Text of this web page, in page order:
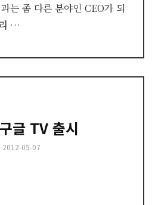
는 좀 다른 분야인 CEO가 되
…
글 TV 출시
Posted
2012-05-07